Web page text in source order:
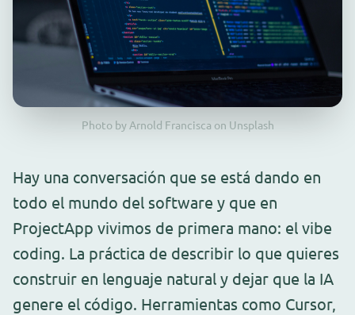
Photo by Arnold Francisca on Unsplash
Hay una conversación que se está dando en
todo el mundo del software y que en
ProjectApp vivimos de primera mano: el vibe
coding. La práctica de describir lo que quieres
construir en lenguaje natural y dejar que la IA
genere el código. Herramientas como Cursor,